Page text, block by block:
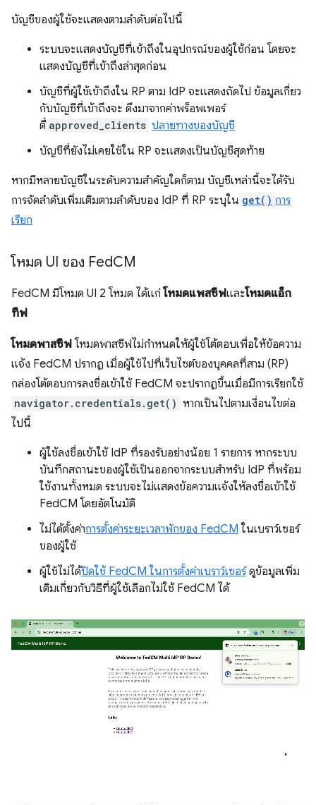
บัญชีของผู้ใช้จะแสดงตามลำดับต่อไปนี้
ระบบจะแสดงบัญชีที่เข้าถึงในอุปกรณ์ของผู้ใช้ก่อน โดยจะ
แสดงบัญชีที่เข้าถึงล่าสุดก่อน
บัญชีที่ผู้ใช้เข้าถึงใน RP ตาม IdP จะแสดงถัดไป ข้อมูลเกี่ยว
กับบัญชีที่เข้าถึงจะ ดึงมาจากค่าพร็อพเพอร์
ตี้ approved_clients ปลายทางของบัญชี
บัญชีที่ยังไม่เคยใช้ใน RP จะแสดงเป็นบัญชีสุดท้าย
หากมีหลายบัญชีในระดับความสำคัญใดก็ตาม บัญชีเหล่านี้จะได้รับ
การจัดลำดับเพิ่มเติมตามลำดับของ IdP ที่ RP ระบุใน get() การ
เรียก
โหมด UI ของ FedCM
FedCM มีโหมด UI 2 โหมด ได้แก่โหมดแพสซีฟและโหมดแอ็ก
ทีฟ
โหมดพาสซีฟ โหมดพาสซีฟไม่กำหนดให้ผู้ใช้โต้ตอบเพื่อให้ข้อความ
แจ้ง FedCM ปรากฏ เมื่อผู้ใช้ไปที่เว็บไซต์ของบุคคลที่สาม (RP)
กล่องโต้ตอบการลงชื่อเข้าใช้ FedCM จะปรากฏขึ้นเมื่อมีการเรียกใช้
navigator.credentials.get() หากเป็นไปตามเงื่อนไขต่อ
ไปนี้
ผู้ใช้ลงชื่อเข้าใช้ IdP ที่รองรับอย่างน้อย 1 รายการ หากระบบ
บันทึกสถานะของผู้ใช้เป็นออกจากระบบสำหรับ IdP ที่พร้อม
ใช้งานทั้งหมด ระบบจะไม่แสดงข้อความแจ้งให้ลงชื่อเข้าใช้
FedCM โดยอัตโนมัติ
ไม่ได้ตั้งค่าการตั้งค่าระยะเวลาพักของ FedCM ในเบราว์เซอร์
ของผู้ใช้
ผู้ใช้ไม่ได้ปิดใช้ FedCM ในการตั้งค่าเบราว์เซอร์ดูข้อมูลเพิ่ม
เติมเกี่ยวกับวิธีที่ผู้ใช้เลือกไม่ใช้ FedCM ได้